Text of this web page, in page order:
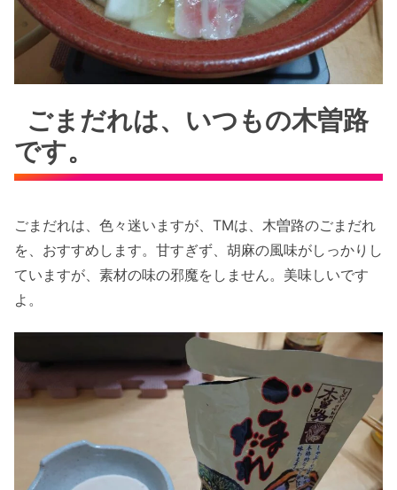
ごまだれは、いつもの木曽路
です。
ごまだれは、色々迷いますが、TMは、木曽路のごまだれ
を、おすすめします。甘すぎず、胡麻の風味がしっかりし
ていますが、素材の味の邪魔をしません。美味しいです
よ。